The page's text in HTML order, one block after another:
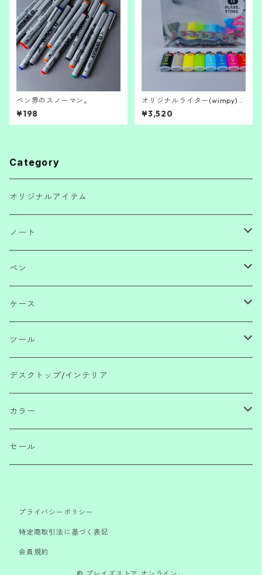
ペン界のスノーマン。
¥198
オリジナルライター(wimpy)コ
ンプリートセット。
¥3,520
Category
オリジナルアイテム
ノート
ノートブック
ノートパッド
メモ
リフィル・ツール
ペン
ボールペン・サインペン
ペンシル
えんぴつ
万年筆・筆
インク・リフィル
ケース
ペンケース
ポーチ・財布
ファイル
ツール
消しゴム・のり・テープ・付箋・定規
ハサミ・ナイフ・テープカッター
マグネット・クリップ・バンド・ペンホルダー
デスクトップ/インテリア
カラー
レッド/ピンク
イエロー/オレンジ
パープル/ネイビー
セール
プライバシーポリシー
特定商取引法に基づく表記
会員規約